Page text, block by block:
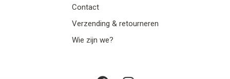
Contact
Verzending & retourneren
Wie zijn we?